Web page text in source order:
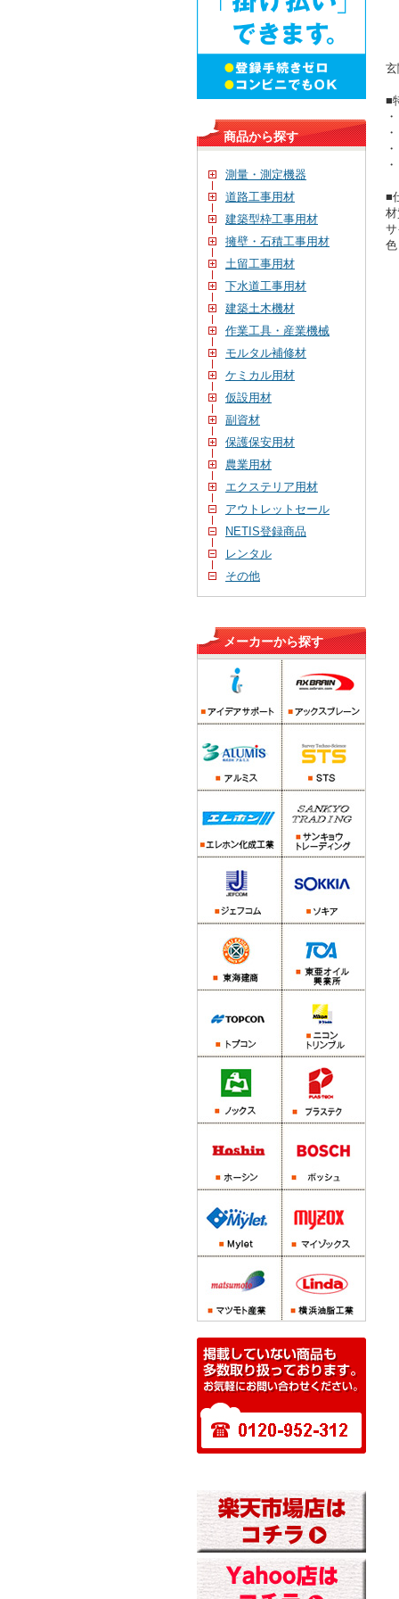
商品から探す
測量・測定機器
道路工事用材
建築型枠工事用材
擁壁・石積工事用材
土留工事用材
下水道工事用材
建築土木機材
作業工具・産業機械
モルタル補修材
ケミカル用材
仮設用材
副資材
保護保安用材
農業用材
エクステリア用材
アウトレットセール
NETIS登録商品
レンタル
その他
メーカーから探す
■
■